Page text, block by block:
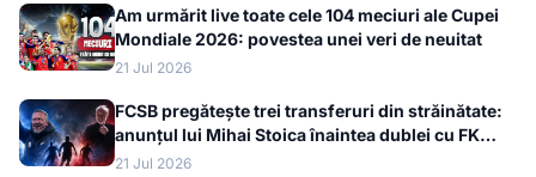
Am urmărit live toate cele 104 meciuri ale Cupei
Mondiale 2026: povestea unei veri de neuitat
21 Jul 2026
FCSB pregătește trei transferuri din străinătate:
anunțul lui Mihai Stoica înaintea dublei cu FK
Auda
21 Jul 2026